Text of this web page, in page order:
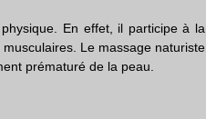
En effet, il participe à la
Le massage naturiste
prématuré de la peau.